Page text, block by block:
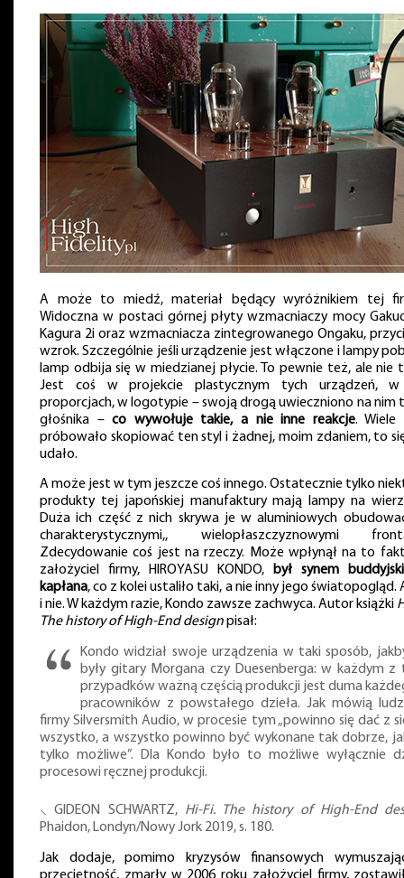
A może to miedź, materiał będący wyróżnikiem tej
Widoczna w postaci górnej płyty wzmacniaczy mocy
Kagura 2i oraz wzmacniacza zintegrowanego Ongaku,
wzrok. Szczególnie jeśli urządzenie jest włączone i lampy
lamp odbija się w miedzianej płycie. To pewnie też, ale nie
Jest coś w projekcie plastycznym tych urządzeń,
proporcjach, w logotypie – swoją drogą uwieczniono na nim
głośnika –co wywołuje takie, a nie inne reakcje. Wiele
próbowało skopiować ten styl i żadnej, moim zdaniem, to
udało.
A może jest w tym jeszcze coś innego. Ostatecznie tylko
produkty tej japońskiej manufaktury mają lampy na
Duża ich część z nich skrywa je w aluminiowych
charakterystycznymi,, wielopłaszczyznowymi
Zdecydowanie coś jest na rzeczy. Może wpłynął na to
założyciel firmy, HIROYASU KONDO, był synem
kapłana, co z kolei ustaliło taki, a nie inny jego światopogląd.
i nie. W każdym razie, Kondo zawsze zachwyca. Autor książki
The history of High-End designpisał:
Kondo widział swoje urządzenia w taki sposób,
były gitary Morgana czy Duesenberga: w każdym z
przypadków ważną częścią produkcji jest duma
pracowników z powstałego dzieła. Jak mówią
firmy Silversmith Audio, w procesie tym „powinno się dać z
wszystko, a wszystko powinno być wykonane tak dobrze,
tylko możliwe”. Dla Kondo było to możliwe wyłącznie
procesowi ręcznej produkcji.
⸜ GIDEON SCHWARTZ, Hi-Fi. The history of High-End
Phaidon, Londyn/Nowy Jork 2019, s. 180.
Jak dodaje, pomimo kryzysów finansowych
przeciętność, zmarły w 2006 roku założyciel firmy,